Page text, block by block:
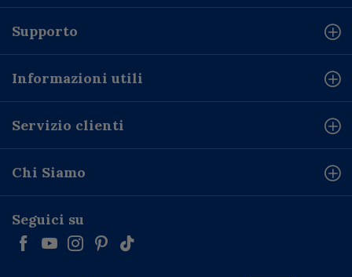
Supporto
Informazioni utili
Servizio clienti
Chi Siamo
Seguici su